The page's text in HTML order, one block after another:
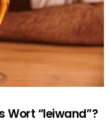
Wort “leiwand”?